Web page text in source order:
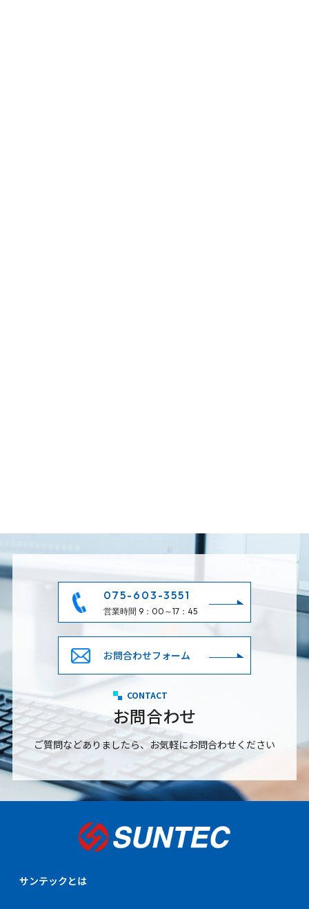
075-603-3551
営業時間 9：00～17：45
お問合わせフォーム
CONTACT
お問合わせ
ご質問などありましたら、お気軽にお問合わせください
サンテックとは